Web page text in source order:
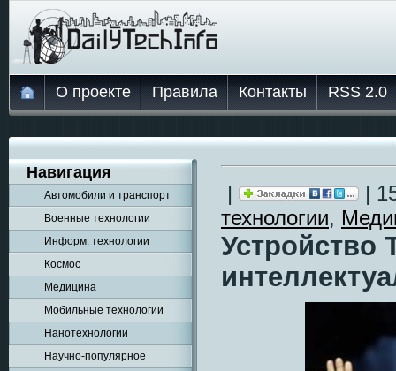
О проекте Правила Контакты RSS 2.0
Навигация
Автомобили и транспорт
Военные технологии
Информ. технологии
Космос
Медицина
Мобильные технологии
Нанотехнологии
Научно-популярное
|
|
технологии,
Устройство